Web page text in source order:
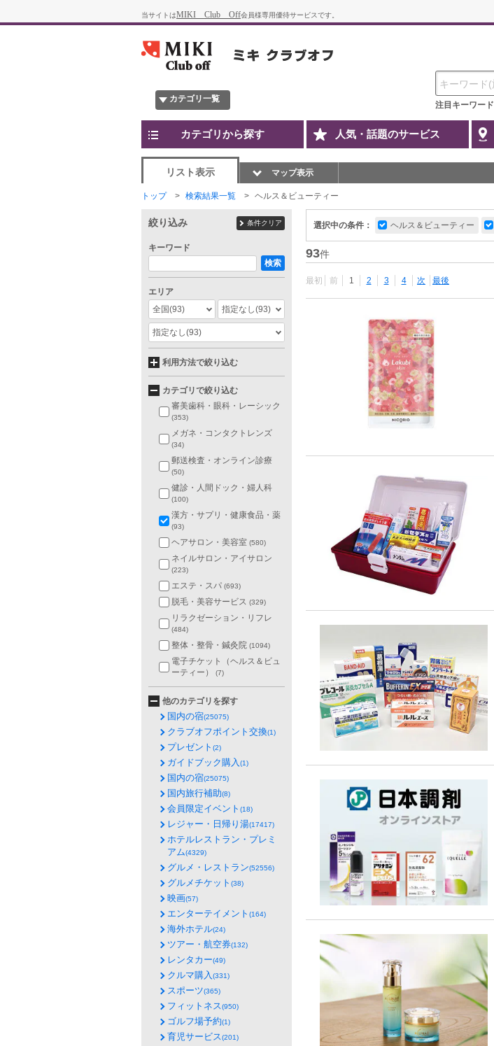
当サイトはMIKI Club Off会員様専用優待サービスです。
カテゴリ一覧
注目キーワード
カテゴリから探す 人気・話題のサービス
リスト表示 マップ表示
トップ 検索結果一覧 ヘルス＆ビューティー
選択中の条件： ヘルス＆ビューティー
93件
最初 前 1 2 3 4 次 最後
絞り込み 条件クリア
キーワード
検索
エリア
全国(93) 指定なし(93)
指定なし(93)
利用方法で絞り込む
カテゴリで絞り込む
審美歯科・眼科・レーシック
(353)
メガネ・コンタクトレンズ
(34)
郵送検査・オンライン診療
(50)
健診・人間ドック・婦人科
(100)
漢方・サプリ・健康食品・薬
(93)
ヘアサロン・美容室 (580)
ネイルサロン・アイサロン
(223)
エステ・スパ (693)
脱毛・美容サービス (329)
リラクゼーション・リフレ
(484)
整体・整骨・鍼灸院 (1094)
電子チケット（ヘルス＆ビュ
ーティー）
(7)
他のカテゴリを探す
国内の宿(25075)
クラブオフポイント交換(1)
プレゼント (2)
ガイドブック購入(1)
国内の宿(25075)
国内旅行補助(8)
会員限定イベント (18)
レジャー・日帰り湯(17417)
ホテルレストラン・プレミ
アム(4329)
グルメ・レストラン(52556)
グルメチケット (38)
映画(57)
エンターテイメント (164)
海外ホテル(24)
ツアー・航空券(132)
レンタカー(49)
クルマ購入(331)
スポーツ(365)
フィットネス(950)
ゴルフ場予約(1)
育児サービス(201)